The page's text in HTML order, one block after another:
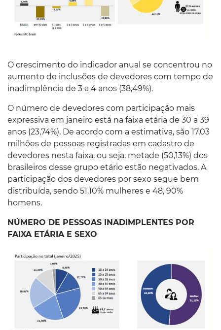
O crescimento do indicador anual se concentrou no
aumento de inclusões de devedores com tempo de
inadimplência de 3 a 4 anos (38,49%).
O número de devedores com participação mais
expressiva em janeiro está na faixa etária de 30 a 39
anos (23,74%). De acordo com a estimativa, são 17,03
milhões de pessoas registradas em cadastro de
devedores nesta faixa, ou seja, metade (50,13%) dos
brasileiros desse grupo etário estão negativados. A
participação dos devedores por sexo segue bem
distribuída, sendo 51,10% mulheres e 48, 90%
homens.
NÚMERO DE PESSOAS INADIMPLENTES POR
FAIXA ETÁRIA E SEXO